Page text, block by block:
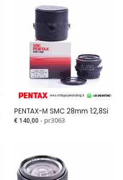
PENTAX-M SMC 28mm 1:2,8Si
€ 140,00 - pr3063